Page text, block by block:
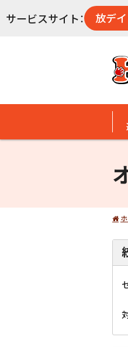
サービスサイト： 放デイ